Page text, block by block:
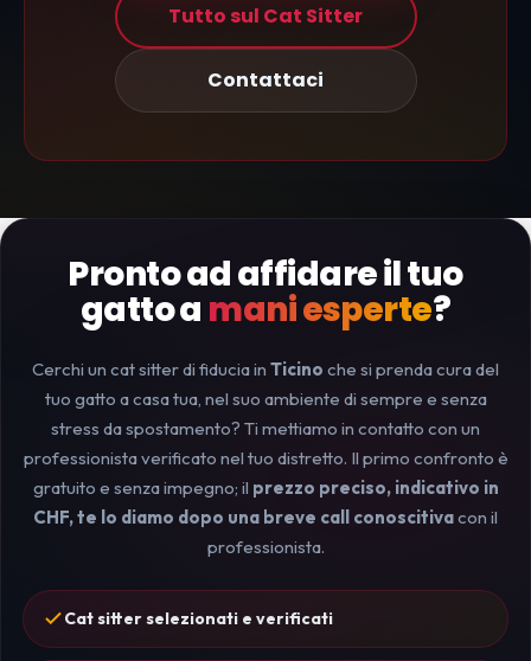
Tutto sul Cat Sitter
Contattaci
Pronto ad affidare il tuo
gatto a mani esperte?
Cerchi un cat sitter di fiducia in Ticino che si prenda cura del
tuo gatto a casa tua, nel suo ambiente di sempre e senza
stress da spostamento? Ti mettiamo in contatto con un
professionista verificato nel tuo distretto. Il primo confronto è
gratuito e senza impegno; il prezzo preciso, indicativo in
CHF, te lo diamo dopo una breve call conoscitivacon il
professionista.
Cat sitter selezionati e verificati